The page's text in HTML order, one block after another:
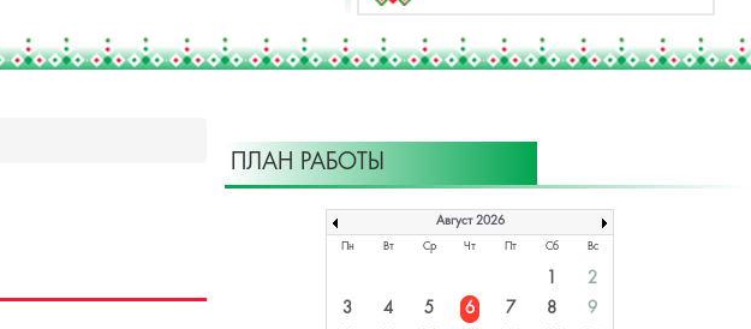
ПЛАН РАБОТЫ
Август 2026
Пн Вт Ср Чт Пт Сб Вс
1
2
3
4 5 6 7 8
9